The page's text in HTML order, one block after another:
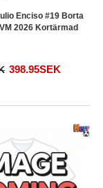
Enciso #19 Borta
2026 Kortärmad
398.95SEK